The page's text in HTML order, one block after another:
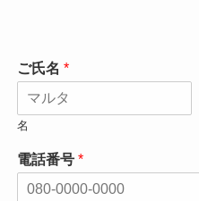
ご氏名 *
名
電話番号 *